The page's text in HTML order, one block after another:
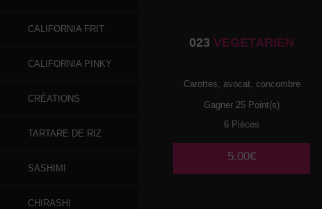
CALIFORNIA FRIT
CALIFORNIA PINKY
CRÉATIONS
TARTARE DE RIZ
SASHIMI
CHIRASHI
023 VEGETARIEN
Carottes, avocat, concombre
Gagner 25 Point(s)
6 Pièces
5.00€